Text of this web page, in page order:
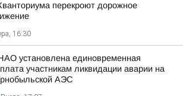
перекроют дорожное
16:30
установлена единовременная
участникам ликвидации аварии на
АЭС